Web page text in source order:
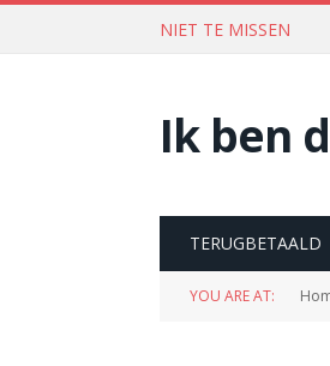
NIET TE MISSEN
Ik ben
TERUGBETAALD
YOU ARE AT: